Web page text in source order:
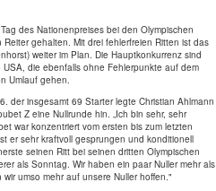
des Nationenpreises bei den Olympischen
gehalten. Mit drei fehlerfreien Ritten ist das
weiter im Plan. Die Hauptkonkurrenz sind
die ebenfalls ohne Fehlerpunkte auf dem
Umlauf gehen.
der insgesamt 69 Starter legte Christian Ahlmann
Z eine Nullrunde hin. „Ich bin sehr, sehr
war konzentriert vom ersten bis zum letzten
er sehr kraftvoll gesprungen und konditionell
seinen Ritt bei seinen dritten Olympischen
als Sonntag. Wir haben ein paar Nuller mehr als
umso mehr auf unsere Nuller hoffen."